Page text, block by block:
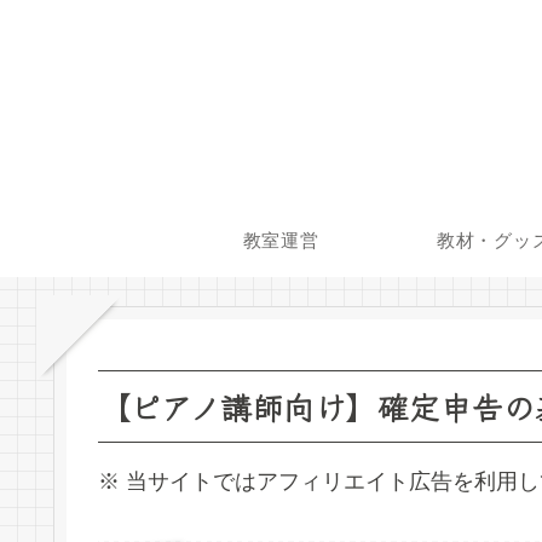
教室運営 教材・グッ
【ピアノ講師向け】確定申告
※ 当サイトではアフィリエイト広告を利用